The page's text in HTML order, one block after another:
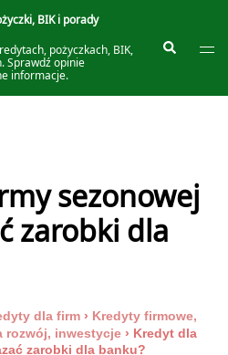
BIK i porady
pożyczkach, BIK,
Sprawdź opinie
informacje.
Szukaj
sezonowej
zarobki dla
dla firm › Kredyty firmowe,
rozwój, inwestycje › Kredyt dla
zarobki dla banku?